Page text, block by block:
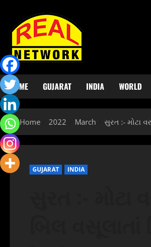
content
HOME GUJARAT INDIA WORLD
Home 2022 March સુરત :- મોટા
GUJARAT INDIA